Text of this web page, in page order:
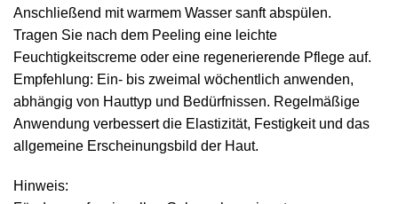
Anschließend mit warmem Wasser sanft abspülen.
Tragen Sie nach dem Peeling eine leichte
Feuchtigkeitscreme oder eine regenerierende Pflege auf.
Empfehlung: Ein- bis zweimal wöchentlich anwenden,
abhängig von Hauttyp und Bedürfnissen. Regelmäßige
Anwendung verbessert die Elastizität, Festigkeit und das
allgemeine Erscheinungsbild der Haut.
Hinweis: